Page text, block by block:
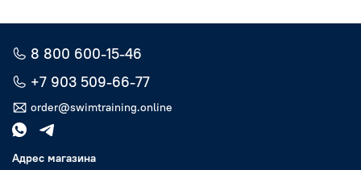
8 800 600-15-46
+7 903 509-66-77
order@swimtraining.online
Адрес магазина